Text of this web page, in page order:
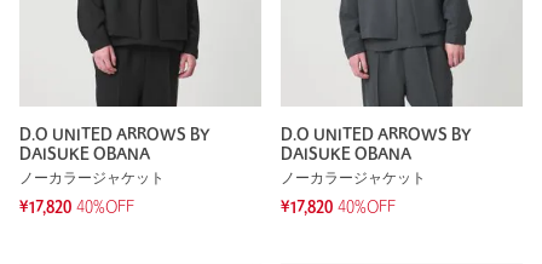
D.O UNITED ARROWS BY
DAISUKE OBANA
ノーカラージャケット
¥17,820 40%OFF
D.O UNITED ARROWS BY
DAISUKE OBANA
ノーカラージャケット
¥17,820 40%OFF